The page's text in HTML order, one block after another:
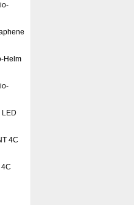
Helm
LED
4C